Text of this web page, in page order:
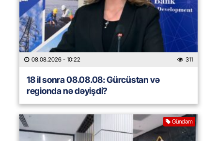
08.08.2026 - 10:22 311
18 il sonra 08.08.08: Gürcüstan və
regionda nə dəyişdi?
Gündəm